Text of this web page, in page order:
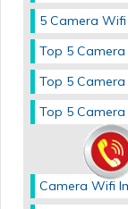
5 Camera Wifi
Top 5
Top 5
Top 5
Camera Wifi